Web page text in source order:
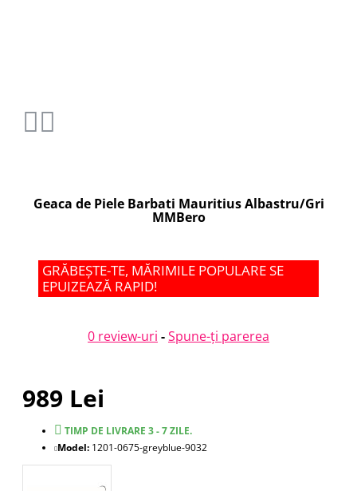
Geaca de Piele Barbati Mauritius Albastru/Gri
MMBero
GRĂBEȘTE-TE, MĂRIMILE POPULARE SE
EPUIZEAZĂ RAPID!
0 review-uri -Spune-ţi parerea
989 Lei
TIMP DE LIVRARE 3 - 7 ZILE.
Model: 1201-0675-greyblue-9032